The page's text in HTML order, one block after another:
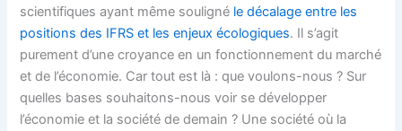
scientifiques ayant même souligné le décalage entre les
positions des IFRS et les enjeux écologiques. Il s’agit
purement d’une croyance en un fonctionnement du marché
et de l’économie. Car tout est là : que voulons-nous ? Sur
quelles bases souhaitons-nous voir se développer
l’économie et la société de demain ? Une société où la